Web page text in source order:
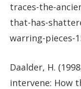
traces-the-
that-has-
warring-pieces-
Daalder, H.
intervene: How